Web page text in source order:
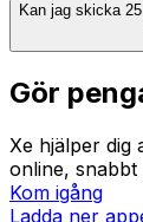
Kan jag skicka
Gör
Xe hjälper dig
online, snabbt
Kom igång
Ladda ner